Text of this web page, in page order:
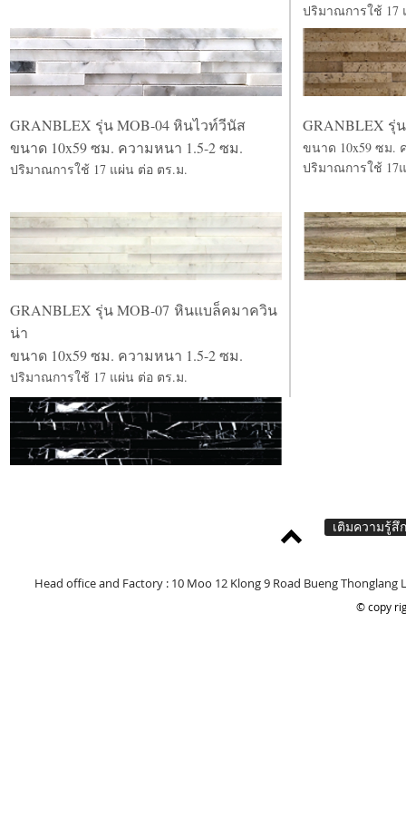
ปริมาณการใช้ 17
GRANBLEX รุ่น MOB-04 หินไวท์วีนัส
ขนาด 10x59 ซม. ความหนา 1.5-2 ซม.
ปริมาณการใช้ 17 แผ่น ต่อ ตร.ม.
GRANBLEX รุ่
ขนาด 10x59 ซม.
ปริมาณการใช้ 17
GRANBLEX รุ่น MOB-07 หินแบล็คมาควิน
น่า
ขนาด 10x59 ซม. ความหนา 1.5-2 ซม.
ปริมาณการใช้ 17 แผ่น ต่อ ตร.ม.
เติมความรู้สึ
Head office and Factory : 10 Moo 12 Klong 9 Road Bueng
© copy